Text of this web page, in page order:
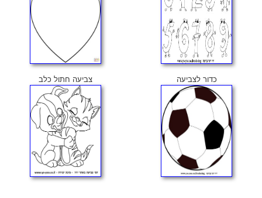
כדור לצביעה צביעה חתול כלב